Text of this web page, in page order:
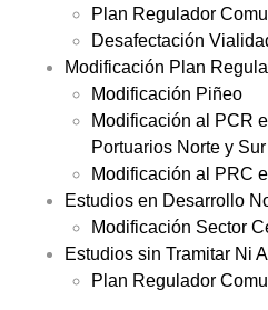
Plan Regulador
Desafectación
Modificación Plan
Modificación Piñeo
Modificación al PCR
Portuarios Norte y Sur
Modificación al PRC
Estudios en Desarrollo
Modificación Sector
Estudios sin Tramitar Ni
Plan Regulador